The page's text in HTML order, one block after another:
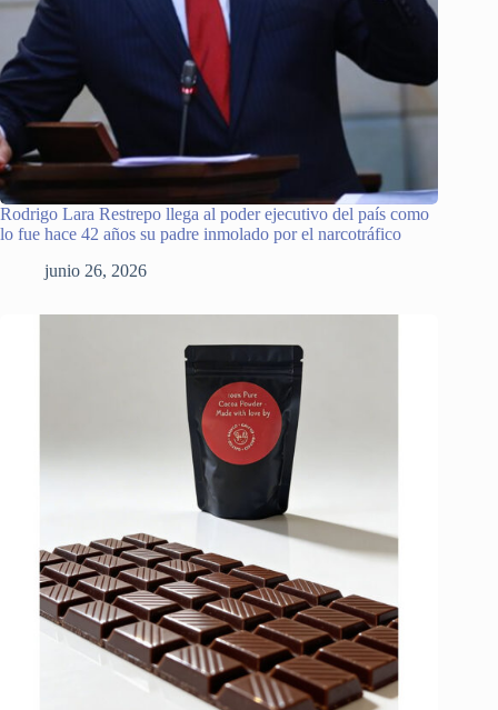
Rodrigo Lara Restrepo llega al poder ejecutivo del país como
lo fue hace 42 años su padre inmolado por el narcotráfico
junio 26, 2026